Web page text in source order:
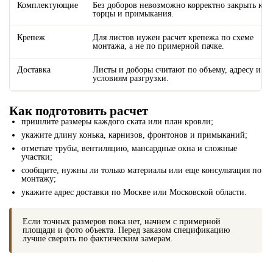
Комплектующие
Без доборов невозможно корректно закрыть
торцы и примыкания.
Крепеж
Для листов нужен расчет крепежа по схеме
монтажа, а не по примерной пачке.
Доставка
Листы и доборы считают по объему, адресу и
условиям разгрузки.
Как подготовить расчет
пришлите размеры каждого ската или план кровли;
укажите длину конька, карнизов, фронтонов и примыканий;
отметьте трубы, вентиляцию, мансардные окна и сложные
участки;
сообщите, нужны ли только материалы или еще консультация по
монтажу;
укажите адрес доставки по Москве или Московской области.
Если точных размеров пока нет, начнем с примерной
площади и фото объекта. Перед заказом спецификацию
лучше сверить по фактическим замерам.